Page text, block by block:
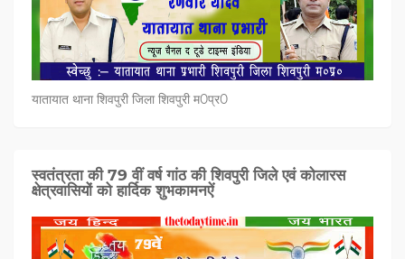
यातायात थाना शिवपुरी जिला शिवपुरी म0प्र0
स्वतंत्रता की 79 वीं वर्ष गांठ की शिवपुरी जिले एवं कोलारस
क्षेत्रवासियों को हार्दिक शुभकामनऐं